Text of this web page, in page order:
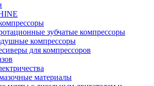
зубчатые компрессоры
компрессоры
для компрессоров
материалы